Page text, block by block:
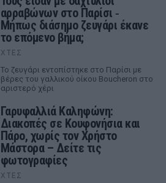
αρραβώνων στο Παρίσι ‑
Μήπως διάσημο ζευγάρι έκανε
το επόμενο βήμα;
ΧΤΕΣ
Το ζευγάρι εντοπίστηκε στο Παρίσι με
βέρες του γαλλικού οίκου Boucheron στο
αριστερό χέρι
Γαρυφαλλιά Καληφώνη:
Διακοπές σε Κουφονήσια και
Πάρο, χωρίς τον Χρήστο
Μάστορα – Δείτε τις
φωτογραφίες
ΧΤΕΣ